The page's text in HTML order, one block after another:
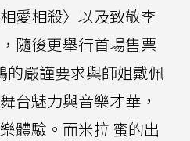
愛相殺〉以及致敬李
隨後更舉行首場售票
的嚴謹要求與師姐戴佩
台魅力與音樂才華，
體驗。而米拉 蜜的出